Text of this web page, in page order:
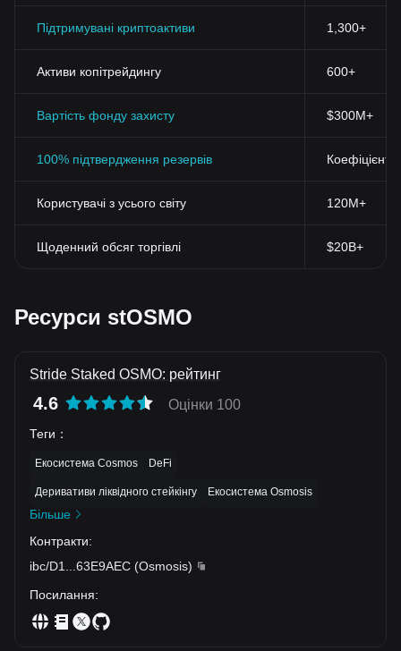
Підтримувані криптоактиви 1,300+
Активи копітрейдингу 600+
Вартість фонду захисту $300M+
100% підтвердження резервів Коефіцієнт
Користувачі з усього світу 120M+
Щоденний обсяг торгівлі $20B+
Ресурси stOSMO
Stride Staked OSMO: рейтинг
4.6 Оцінки 100
Теги ：
Екосистема Cosmos DeFi
Деривативи ліквідного стейкінгу Екосистема Osmosis
Більше
Контракти:
ibc/D1
63E9AEC (Osmosis)
Посилання: